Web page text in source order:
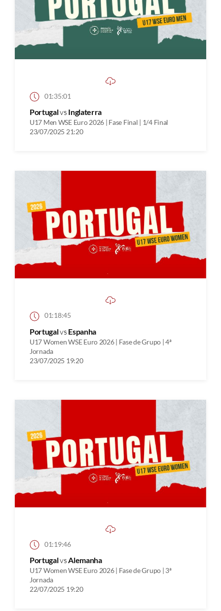
01:35:01
Portugalvs Inglaterra
U17 Men WSE Euro 2026 | Fase Final | 1/4 Final
23/07/2025 21:20
01:18:45
Portugalvs Espanha
U17 Women WSE Euro 2026 | Fase de Grupo | 4ª
Jornada
23/07/2025 19:20
01:19:46
PortugalvsAlemanha
U17 Women WSE Euro 2026 | Fase de Grupo | 3ª
Jornada
22/07/2025 19:20